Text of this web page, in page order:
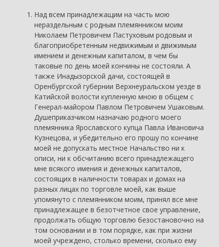
Над всем принадлежащим на часть мою
нераздельным с родным племянником моим
Николаем Петровичем Пастуховым родовым и
благоприобретенным недвижимым и движимым
имением и денежным капиталом, в чем бы
таковые по день моей кончины не состояли. А
также Инадызорской дачи, состоящей в
Оренбургской губернии Верхнеуральском уезде в
Катийской волости купленную мною в общем с
Генерал-майором Павлом Петровичем Ушаковым.
Душеприказчиком назначаю родного моего
племянника Ярославского купца Павла Ивановича
Кузнецова, и убедительно его прошу по кончине
моей не допускать местное Начальство ни к
описи, ни к обсчитанию всего принадлежащего
мне всякого имения и денежных капиталов,
состоящих в наличности товарах и домах на
разных лицах по торговле моей, как выше
упомянуто с племянником моим, принял все мне
принадлежащее в безотчетное свое управление,
продолжать общую торговлю безостановочно на
том основании и в том порядке, как при жизни
моей учреждено, столько времени, сколько ему